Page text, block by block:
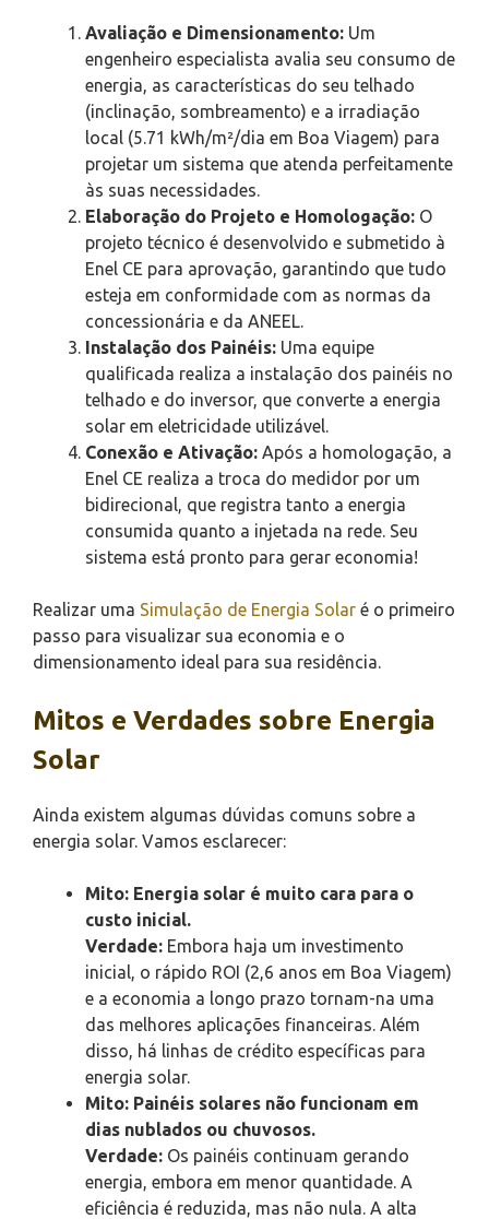
Avaliação e Dimensionamento: Um
engenheiro especialista avalia seu consumo de
energia, as características do seu telhado
(inclinação, sombreamento) e a irradiação
local (5.71 kWh/m²/dia em Boa Viagem) para
projetar um sistema que atenda perfeitamente
às suas necessidades.
Elaboração do Projeto e Homologação: O
projeto técnico é desenvolvido e submetido à
Enel CE para aprovação, garantindo que tudo
esteja em conformidade com as normas da
concessionária e da ANEEL.
Instalação dos Painéis: Uma equipe
qualificada realiza a instalação dos painéis no
telhado e do inversor, que converte a energia
solar em eletricidade utilizável.
Conexão e Ativação: Após a homologação, a
Enel CE realiza a troca do medidor por um
bidirecional, que registra tanto a energia
consumida quanto a injetada na rede. Seu
sistema está pronto para gerar economia!
Realizar uma Simulação de Energia Solar é o primeiro
passo para visualizar sua economia e o
dimensionamento ideal para sua residência.
Mitos e Verdades sobre Energia
Solar
Ainda existem algumas dúvidas comuns sobre a
energia solar. Vamos esclarecer:
Mito: Energia solar é muito cara para o
custo inicial.
Verdade: Embora haja um investimento
inicial, o rápido ROI (2,6 anos em Boa Viagem)
e a economia a longo prazo tornam-na uma
das melhores aplicações financeiras. Além
disso, há linhas de crédito específicas para
energia solar.
Mito: Painéis solares não funcionam em
dias nublados ou chuvosos.
Verdade: Os painéis continuam gerando
energia, embora em menor quantidade. A
eficiência é reduzida, mas não nula. A alta